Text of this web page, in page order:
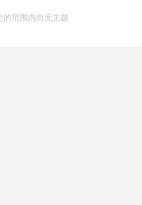
的范围内尚无主题